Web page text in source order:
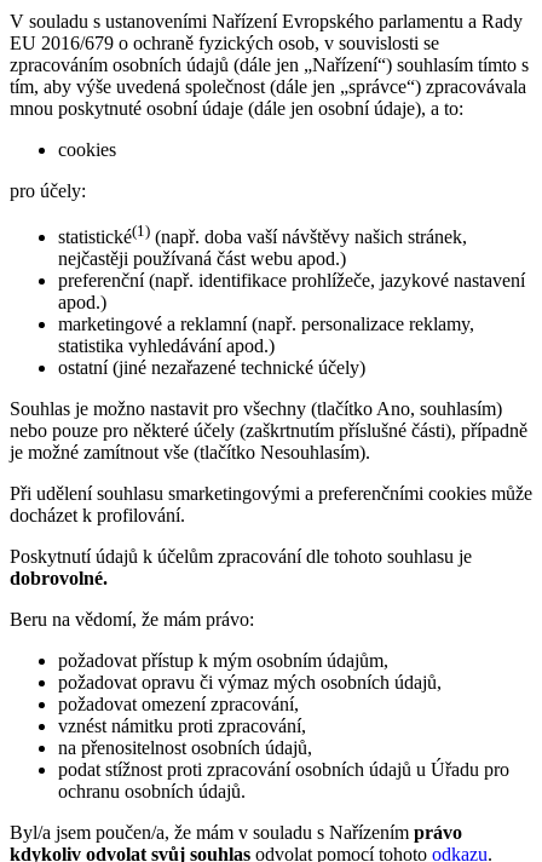
V souladu s ustanoveními Nařízení Evropského parlamentu a Rady
EU 2016/679 o ochraně fyzických osob, v souvislosti se
zpracováním osobních údajů (dále jen „Nařízení“) souhlasím tímto s
tím, aby výše uvedená společnost (dále jen „správce“) zpracovávala
mnou poskytnuté osobní údaje (dále jen osobní údaje), a to:
cookies
pro účely:
statistické(1) (např. doba vaší návštěvy našich stránek,
nejčastěji používaná část webu apod.)
preferenční (např. identifikace prohlížeče, jazykové nastavení
apod.)
marketingové a reklamní (např. personalizace reklamy,
statistika vyhledávání apod.)
ostatní (jiné nezařazené technické účely)
Souhlas je možno nastavit pro všechny (tlačítko Ano, souhlasím)
nebo pouze pro některé účely (zaškrtnutím příslušné části), případně
je možné zamítnout vše (tlačítko Nesouhlasím).
Při udělení souhlasu smarketingovými a preferenčními cookies může
docházet k profilování.
Poskytnutí údajů k účelům zpracování dle tohoto souhlasu je
dobrovolné.
Beru na vědomí, že mám právo:
požadovat přístup k mým osobním údajům,
požadovat opravu či výmaz mých osobních údajů,
požadovat omezení zpracování,
vznést námitku proti zpracování,
na přenositelnost osobních údajů,
podat stížnost proti zpracování osobních údajů u Úřadu pro
ochranu osobních údajů.
Byl/a jsem poučen/a, že mám v souladu s Nařízením právo
kdykoliv odvolat svůj souhlas odvolat pomocí tohoto odkazu.